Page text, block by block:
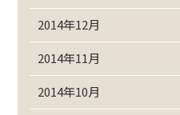
2014年12月
2014年11月
2014年10月